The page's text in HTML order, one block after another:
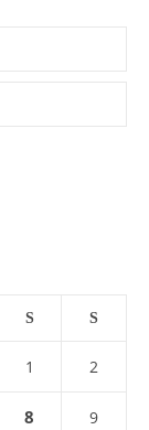
S S
1 2
8 9